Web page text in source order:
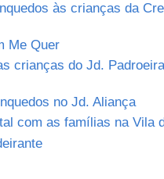
às crianças da
Me Quer
crianças do Jd.
no Jd. Aliança
com as famílias na Vila